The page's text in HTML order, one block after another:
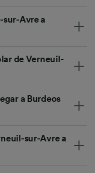
sur-Avre a
de Verneuil-
a Burdeos
sur-Avre a